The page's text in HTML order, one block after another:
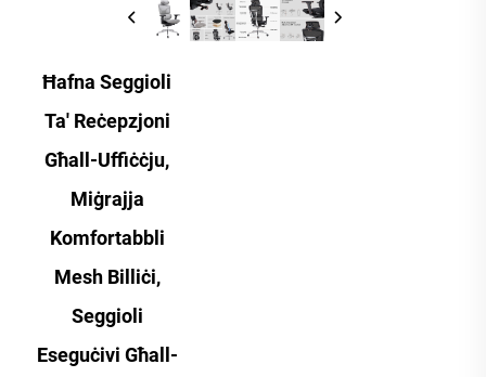
Ħafna Seggioli
Ta' Reċepzjoni
Għall-Uffiċċju,
Miġrajja
Komfortabbli
Mesh Billiċi,
Seggioli
Eseguċivi Għall-